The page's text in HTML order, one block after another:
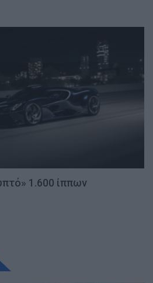
1.600 ίππων